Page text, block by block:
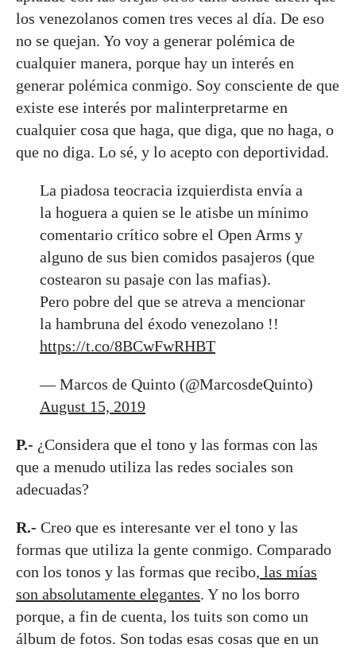
los venezolanos comen tres veces al día. De eso
no se quejan. Yo voy a generar polémica de
cualquier manera, porque hay un interés en
generar polémica conmigo. Soy consciente de que
existe ese interés por malinterpretarme en
cualquier cosa que haga, que diga, que no haga, o
que no diga. Lo sé, y lo acepto con deportividad.
La piadosa teocracia izquierdista envía a
la hoguera a quien se le atisbe un mínimo
comentario crítico sobre el Open Arms y
alguno de sus bien comidos pasajeros (que
costearon su pasaje con las mafias).
Pero pobre del que se atreva a mencionar
la hambruna del éxodo venezolano !!
https://t.co/8BCwFwRHBT
— Marcos de Quinto (@MarcosdeQuinto)
August 15, 2019
P.- ¿Considera que el tono y las formas con las
que a menudo utiliza las redes sociales son
adecuadas?
R.- Creo que es interesante ver el tono y las
formas que utiliza la gente conmigo. Comparado
con los tonos y las formas que recibo, las mías
son absolutamente elegantes. Y no los borro
porque, a fin de cuenta, los tuits son como un
álbum de fotos. Son todas esas cosas que en un